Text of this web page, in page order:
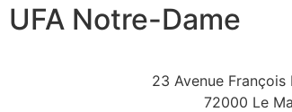
UFA Notre-Dame
23 Avenue
72000 Le